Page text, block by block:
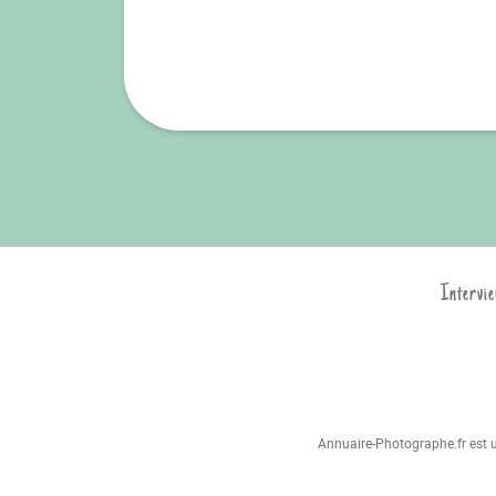
Annuaire-Photographe.fr est